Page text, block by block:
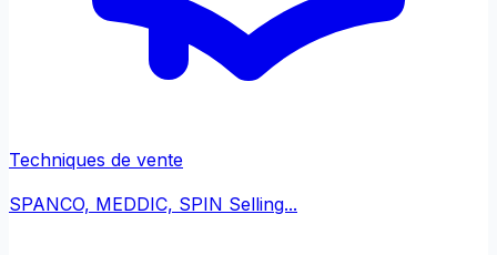
Techniques de vente
SPANCO, MEDDIC, SPIN Selling...